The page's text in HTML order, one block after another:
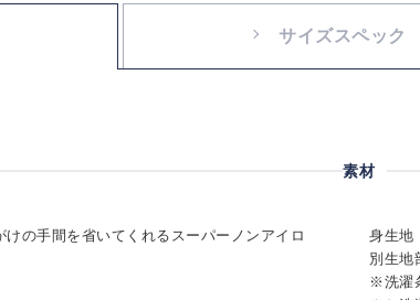
サイズスペック
の手間を省いてくれるスーパーノンアイロ
素材
身生地
別生地
※洗濯